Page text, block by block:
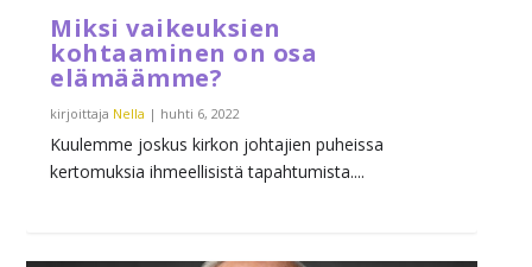
Miksi vaikeuksien
kohtaaminen on osa
elämäämme?
kirjoittaja Nella | huhti 6, 2022
Kuulemme joskus kirkon johtajien puheissa
kertomuksia ihmeellisistä tapahtumista....